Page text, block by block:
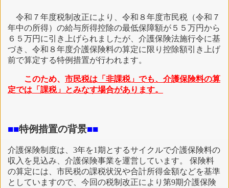
令和７年度税制改正により、令和８年度市民税（令和７
年中の所得）の給与所得控除の最低保障額が５５万円から
６５万円に引き上げられましたが、介護保険法施行令に基
づき、令和８年度介護保険料の算定に限り控除額引き上げ
前で算定する特例措置が行われます。
このため、 市民税は「非課税」でも、介護保険料の算
定では「課税」とみなす場合があります。
■■特例措置の背景■■
介護保険制度は、3年を1期とするサイクルで介護保険料の
収入を見込み、介護保険事業を運営しています。 保険料
の算定には、市民税の課税状況や合計所得金額などを基準
としていますので、今回の税制改正により第9期介護保険